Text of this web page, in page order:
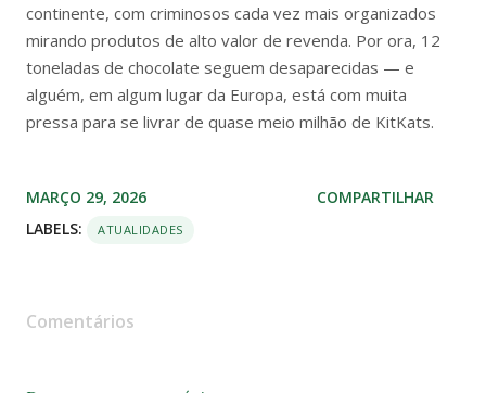
continente, com criminosos cada vez mais organizados
mirando produtos de alto valor de revenda. Por ora, 12
toneladas de chocolate seguem desaparecidas — e
alguém, em algum lugar da Europa, está com muita
pressa para se livrar de quase meio milhão de KitKats.
MARÇO 29, 2026
LABELS:
ATUALIDADES
COMPARTILHAR
Comentários